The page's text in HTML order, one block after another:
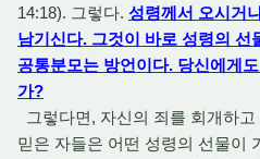
14:18). 그렇다. 성령께서 오시거
남기신다. 그것이 바로 성령의 선
공통분모는 방언이다. 당신에게
가?
그렇다면, 자신의 죄를 회개하
믿은 자들은 어떤 성령의 선물이